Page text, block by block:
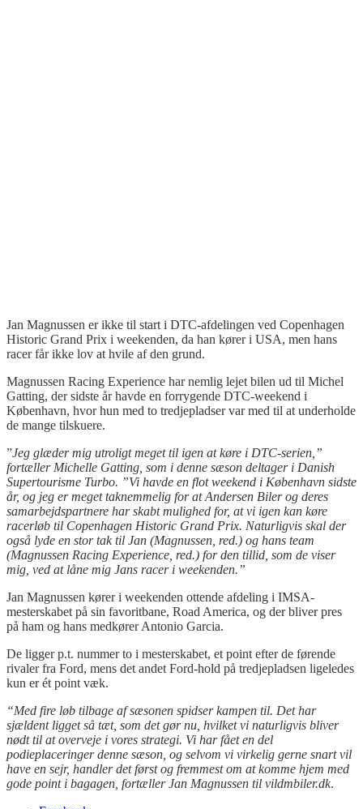
Jan Magnussen er ikke til start i DTC-afdelingen ved Copenhagen
Historic Grand Prix i weekenden, da han kører i USA, men hans
racer får ikke lov at hvile af den grund.
Magnussen Racing Experience har nemlig lejet bilen ud til Michel
Gatting, der sidste år havde en forrygende DTC-weekend i
København, hvor hun med to tredjepladser var med til at underholde
de mange tilskuere.
”Jeg glæder mig utroligt meget til igen at køre i DTC-serien,”
fortæller Michelle Gatting, som i denne sæson deltager i Danish
Supertourisme Turbo. ”Vi havde en flot weekend i København sidste
år, og jeg er meget taknemmelig for at Andersen Biler og deres
samarbejdspartnere har skabt mulighed for, at vi igen kan køre
racerløb til Copenhagen Historic Grand Prix. Naturligvis skal der
også lyde en stor tak til Jan (Magnussen, red.) og hans team
(Magnussen Racing Experience, red.) for den tillid, som de viser
mig, ved at låne mig Jans racer i weekenden.”
Jan Magnussen kører i weekenden ottende afdeling i IMSA-
mesterskabet på sin favoritbane, Road America, og der bliver pres
på ham og hans medkører Antonio Garcia.
De ligger p.t. nummer to i mesterskabet, et point efter de førende
rivaler fra Ford, mens det andet Ford-hold på tredjepladsen ligeledes
kun er ét point væk.
“Med fire løb tilbage af sæsonen spidser kampen til. Det har
sjældent ligget så tæt, som det gør nu, hvilket vi naturligvis bliver
nødt til at overveje i vores strategi. Vi har fået en del
podieplaceringer denne sæson, og selvom vi virkelig gerne snart vil
have en sejr, handler det først og fremmest om at komme hjem med
gode point i bagagen, fortæller Jan Magnussen til vildmbiler.dk.